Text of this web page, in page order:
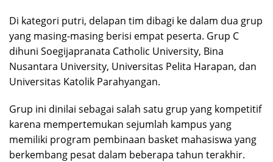
Di kategori putri, delapan tim dibagi ke dalam dua grup
yang masing-masing berisi empat peserta. Grup C
dihuni Soegijapranata Catholic University, Bina
Nusantara University, Universitas Pelita Harapan, dan
Universitas Katolik Parahyangan.
Grup ini dinilai sebagai salah satu grup yang kompetitif
karena mempertemukan sejumlah kampus yang
memiliki program pembinaan basket mahasiswa yang
berkembang pesat dalam beberapa tahun terakhir.